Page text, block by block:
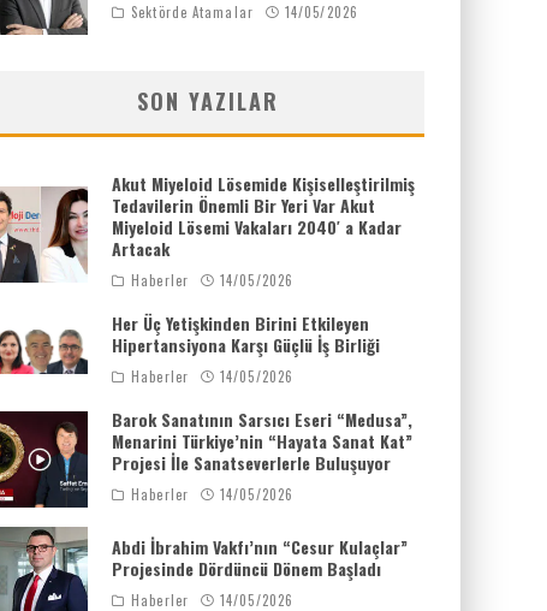
Sektörde Atamalar 14/05/2026
SON YAZILAR
Akut Miyeloid Lösemide Kişiselleştirilmiş
Tedavilerin Önemli Bir Yeri Var Akut
Miyeloid Lösemi Vakaları 2040′ a Kadar
Artacak
Haberler 14/05/2026
Her Üç Yetişkinden Birini Etkileyen
Hipertansiyona Karşı Güçlü İş Birliği
Haberler 14/05/2026
Barok Sanatının Sarsıcı Eseri “Medusa”,
Menarini Türkiye’nin “Hayata Sanat Kat”
Projesi İle Sanatseverlerle Buluşuyor
Haberler 14/05/2026
Abdi İbrahim Vakfı’nın “Cesur Kulaçlar”
Projesinde Dördüncü Dönem Başladı
Haberler 14/05/2026